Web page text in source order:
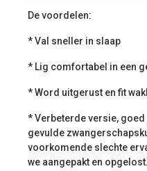
De voordelen:
* Val sneller in slaap
* Lig comfortabel in een
* Word uitgerust en fit
* Verbeterde versie,
gevulde
voorkomende slechte
we aangepakt en opgelost.